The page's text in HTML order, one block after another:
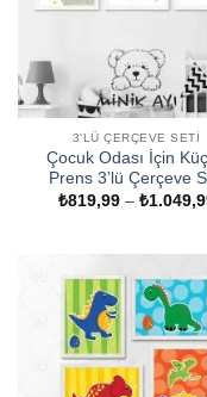
3'LÜ ÇERÇEVE SETI
Çocuk Odası İçin
Prens 3’lü Çerçeve
₺819,99 – ₺